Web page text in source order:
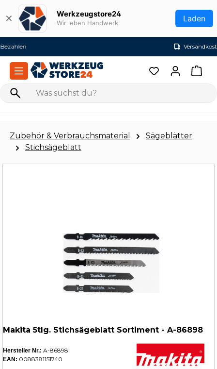
Zum Hauptinhalt springen
✕ Werkzeugstore24
Wir leben Handwerk Laden
Zubehör & Verbrauchsmaterial
Sägeblätter
Stichsägeblatt
Makita 5tlg. Stichsägeblatt Sortiment - A-86898
Hersteller Nr.: A-86898
EAN: 0088381151740